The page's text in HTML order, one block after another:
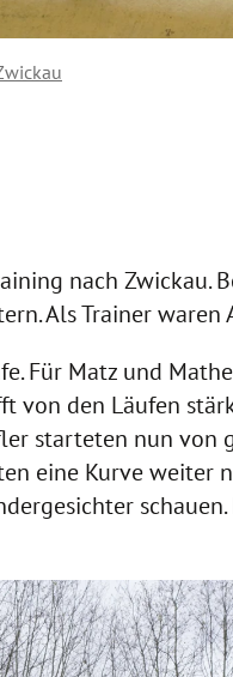
nach
Als Trainer
Für Matz und
von den Läufen
starteten nun
eine Kurve weiter